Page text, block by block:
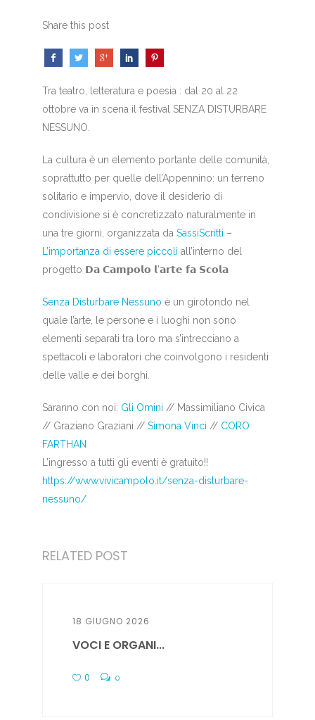
Share this post
Tra teatro, letteratura e poesia : dal 20 al 22
ottobre va in scena il festival SENZA DISTURBARE
NESSUNO.
La cultura è un elemento portante delle comunità,
soprattutto per quelle dell’Appennino: un terreno
solitario e impervio, dove il desiderio di
condivisione si è concretizzato naturalmente in
una tre giorni, organizzata da SassiScritti –
L’importanza di essere piccoli all’interno del
progetto 𝗗𝗮 𝗖𝗮𝗺𝗽𝗼𝗹𝗼 𝗹’𝗮𝗿𝘁𝗲 𝗳𝗮 𝗦𝗰𝗼𝗹𝗮
Senza Disturbare Nessuno è un girotondo nel
quale l’arte, le persone e i luoghi non sono
elementi separati tra loro ma s’intrecciano a
spettacoli e laboratori che coinvolgono i residenti
delle valle e dei borghi.
Saranno con noi: Gli Omini // Massimiliano Civica
// Graziano Graziani // Simona Vinci // CORO
FARTHAN
L’ingresso a tutti gli eventi è gratuito!!
https://www.vivicampolo.it/senza-disturbare-
nessuno/
RELATED POST
18 GIUGNO 2026
VOCI E ORGANI...
0 0